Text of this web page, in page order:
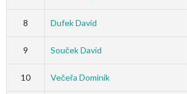
8 Dufek David
9 Souček David
10 Večeřa Dominik